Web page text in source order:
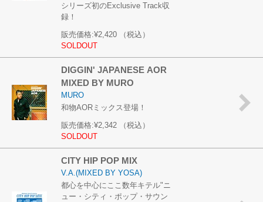
シリーズ初のExclusive Track収
録！
販売価格:¥2,420
（税込）
SOLDOUT
DIGGIN' JAPANESE AOR
MIXED BY MURO
MURO
和物AORミックス登場！
販売価格:¥2,342
（税込）
SOLDOUT
CITY HIP POP MIX
V.A.(MIXED BY YOSA)
都心を中心にここ数年キテル"ニ
ュー・シティ・ポップ・サウン